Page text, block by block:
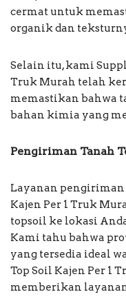
cermat untuk
organik dan
Selain itu, kami
Truk Murah telah
memastikan bahwa
bahan kimia yang
Pengiriman Tanah
Layanan pengiriman
Kajen Per 1 Truk
topsoil ke lokasi
Kami tahu bahwa
yang tersedia ideal
Top Soil Kajen Per 1
memberikan